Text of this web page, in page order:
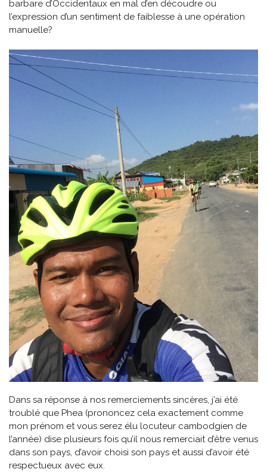
barbare d’Occidentaux en mal d’en découdre ou
l’expression d’un sentiment de faiblesse à une opération
manuelle?
Dans sa réponse à nos remerciements sincères, j’ai été
troublé que Phea (prononcez cela exactement comme
mon prénom et vous serez élu locuteur cambodgien de
l’année) dise plusieurs fois qu’il nous remerciait d’être venus
dans son pays, d’avoir choisi son pays et aussi d’avoir été
respectueux avec eux.